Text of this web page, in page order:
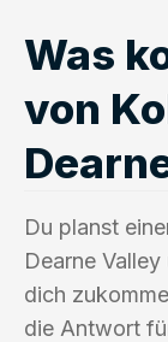
Was
von
Du planst
Dearne
dich
die Antwort